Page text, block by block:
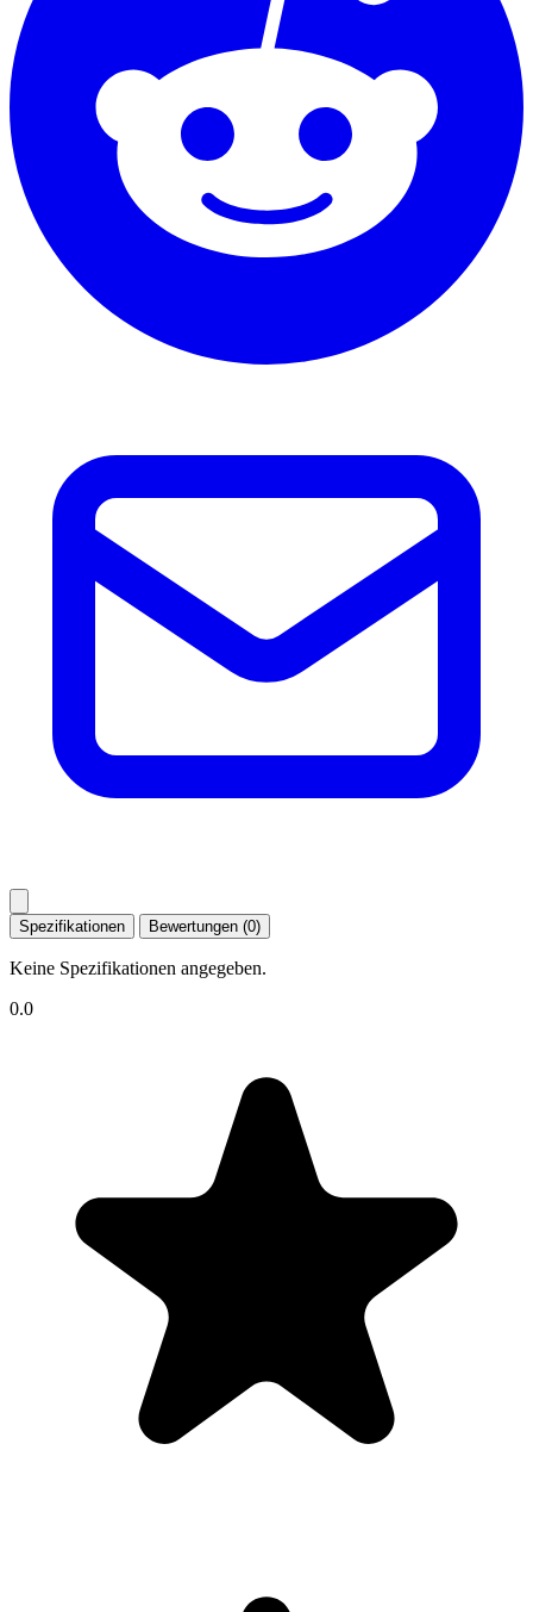
Spezifikationen Bewertungen (0)
Keine Spezifikationen angegeben.
0.0